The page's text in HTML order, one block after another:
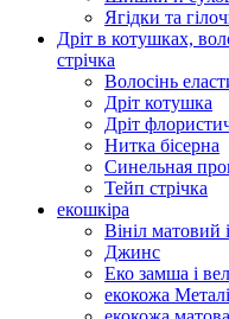
Ягідки та
Дріт в котушках,
стрічка
Волосінь
Дріт котушка
Дріт
Нитка бісерна
Синельная
Тейп стрічка
екошкіра
Вініл матовий
Джинс
Еко замша і
екокожа